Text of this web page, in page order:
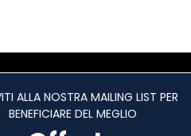
ALLA NOSTRA MAILING LIST PER
BENEFICIARE DEL MEGLIO